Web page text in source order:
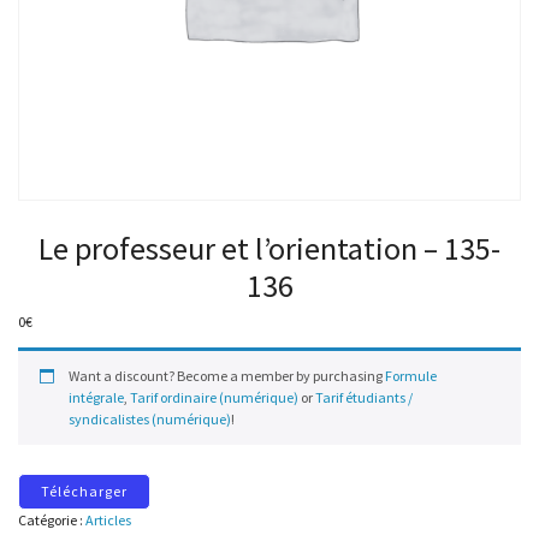
Le professeur et l’orientation – 135-
136
0€
Want a discount? Become a member by purchasing Formule
intégrale, Tarif ordinaire (numérique) orTarif étudiants /
syndicalistes (numérique)!
Télécharger
Catégorie : Articles